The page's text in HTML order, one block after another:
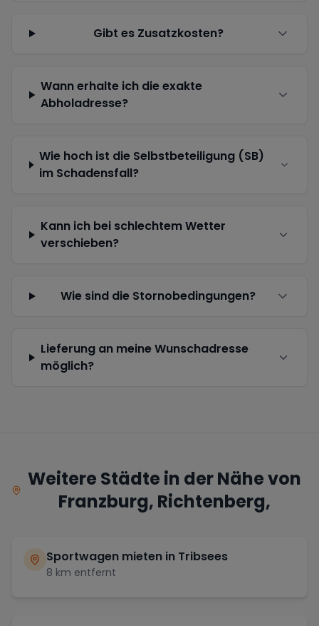
Gibt es Zusatzkosten?
Wann erhalte ich die exakte
Abholadresse?
Wie hoch ist die Selbstbeteiligung (SB)
im Schadensfall?
Kann ich bei schlechtem Wetter
verschieben?
Wie sind die Stornobedingungen?
Lieferung an meine Wunschadresse
möglich?
Weitere Städte in der Nähe von
Franzburg, Richtenberg,
Sportwagen mieten in Tribsees
8 km entfernt